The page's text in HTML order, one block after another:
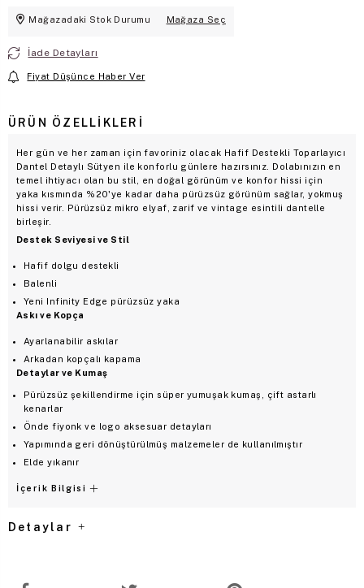
Mağazadaki Stok Durumu Mağaza Seç
İade Detayları
Fiyat Düşünce Haber Ver
ÜRÜN ÖZELLIKLERI
Her gün ve her zaman için favoriniz olacak Hafif Destekli Toparlayıcı
Dantel Detaylı Sütyen ile konforlu günlere hazırsınız. Dolabınızın en
temel ihtiyacı olan bu stil, en doğal görünüm ve konfor hissi için
yaka kısmında %20'ye kadar daha pürüzsüz görünüm sağlar, yokmuş
hissi verir. Pürüzsüz mikro elyaf, zarif ve vintage esintili dantelle
birleşir.
Destek Seviyesi ve Stil
Hafif dolgu destekli
Balenli
Yeni Infinity Edge pürüzsüz yaka
Askı ve Kopça
Ayarlanabilir askılar
Arkadan kopçalı kapama
Detaylar ve Kumaş
Pürüzsüz şekillendirme için süper yumuşak kumaş, çift astarlı
kenarlar
Önde fiyonk ve logo aksesuar detayları
Yapımında geri dönüştürülmüş malzemeler de kullanılmıştır
Elde yıkanır
İçerik Bilgisi
Detaylar